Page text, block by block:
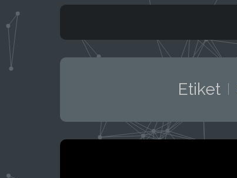
Etiket